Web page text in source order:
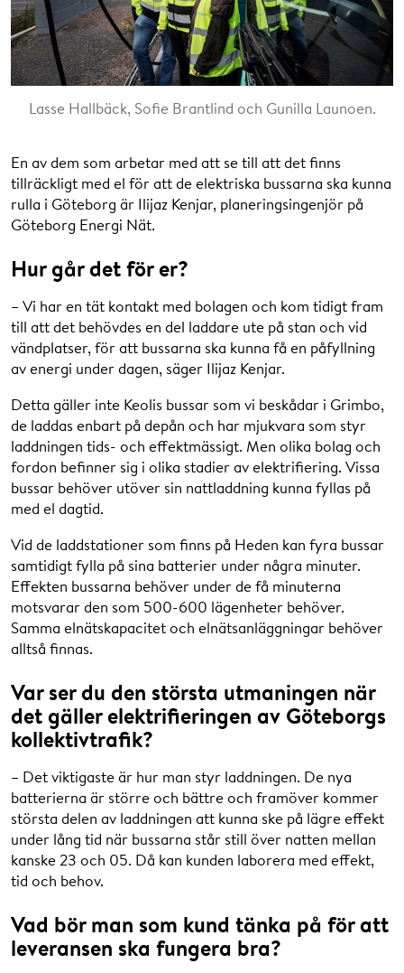
Lasse Hallbäck, Sofie Brantlind och Gunilla Launoen.
En av dem som arbetar med att se till att det finns
tillräckligt med el för att de elektriska bussarna ska kunna
rulla i Göteborg är Ilijaz Kenjar, planeringsingenjör på
Göteborg Energi Nät.
Hur går det för er?
– Vi har en tät kontakt med bolagen och kom tidigt fram
till att det behövdes en del laddare ute på stan och vid
vändplatser, för att bussarna ska kunna få en påfyllning
av energi under dagen, säger Ilijaz Kenjar.
Detta gäller inte Keolis bussar som vi beskådar i Grimbo,
de laddas enbart på depån och har mjukvara som styr
laddningen tids- och effektmässigt. Men olika bolag och
fordon befinner sig i olika stadier av elektrifiering. Vissa
bussar behöver utöver sin nattladdning kunna fyllas på
med el dagtid.
Vid de laddstationer som finns på Heden kan fyra bussar
samtidigt fylla på sina batterier under några minuter.
Effekten bussarna behöver under de få minuterna
motsvarar den som 500-600 lägenheter behöver.
Samma elnätskapacitet och elnätsanläggningar behöver
alltså finnas.
Var ser du den största utmaningen när
det gäller elektrifieringen av Göteborgs
kollektivtrafik?
– Det viktigaste är hur man styr laddningen. De nya
batterierna är större och bättre och framöver kommer
största delen av laddningen att kunna ske på lägre effekt
under lång tid när bussarna står still över natten mellan
kanske 23 och 05. Då kan kunden laborera med effekt,
tid och behov.
Vad bör man som kund tänka på för att
leveransen ska fungera bra?